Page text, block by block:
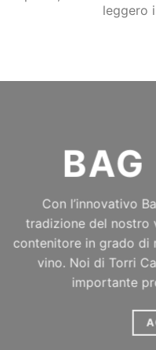
leggero
BAG
Con l’innovativo
tradizione del nostro
contenitore in grado di
vino. Noi di Torri
importante